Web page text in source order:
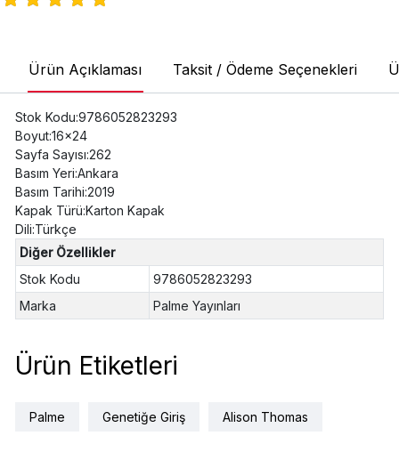
Ürün Açıklaması Taksit / Ödeme Seçenekleri
Stok Kodu:9786052823293
Boyut:16x24
Sayfa Sayısı:262
Basım Yeri:Ankara
Basım Tarihi:2019
Kapak Türü:Karton Kapak
Dili:Türkçe
Diğer Özellikler
Stok Kodu
9786052823293
Marka
Palme Yayınları
Ürün Etiketleri
Palme Genetiğe Giriş Alison Thomas